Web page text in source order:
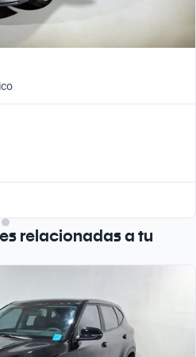
relacionadas a tu